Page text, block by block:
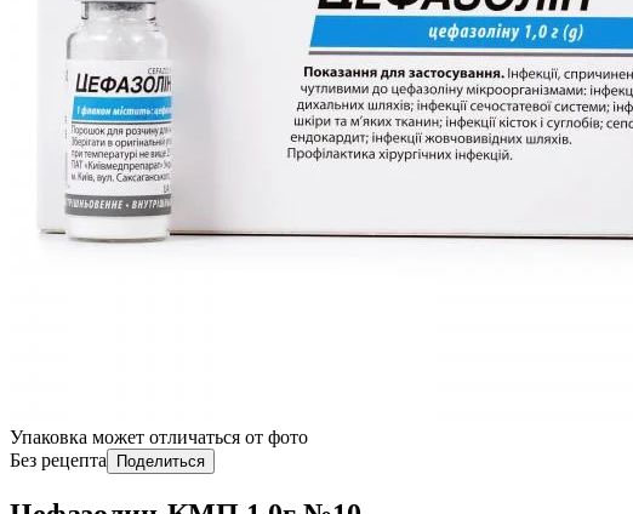
Упаковка может отличаться от фото
Без рецепта
Поделиться